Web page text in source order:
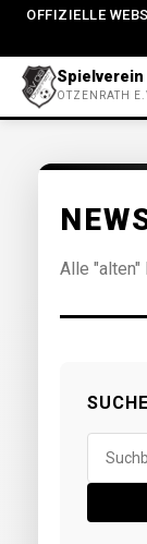
OFFIZIELLE
Spielverein
OTZENRATH
Alle "alten"
SUCHE